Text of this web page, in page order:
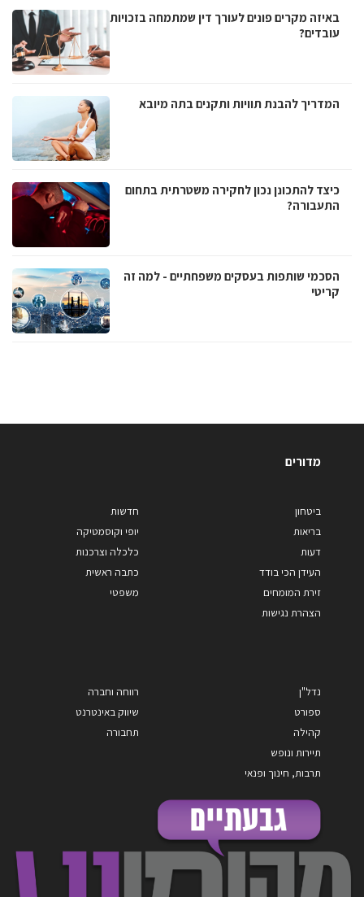
באיזה מקרים פונים לעורך דין שמתמחה בזכויות
עובדים?
המדריך להבנת תוויות ותקנים בתה מיובא
כיצד להתכונן נכון לחקירה משטרתית בתחום
התעבורה?
הסכמי שותפות בעסקים משפחתיים - למה זה
קריטי
מדורים
ביטחון
בריאות
דעות
העידן הכי בודד
זירת המומחים
הצהרת נגישות
חדשות
יופי וקוסמטיקה
כלכלה וצרכנות
כתבה ראשית
משפטי
נדל"ן
ספורט
קהילה
תיירות ונופש
תרבות, חינוך ופנאי
רווחה וחברה
שיווק באינטרנט
תחבורה